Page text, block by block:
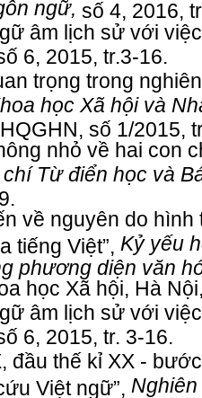
ngữ, số 4, 2016,
âm lịch sử với
6, 2015, tr.3-16.
trọng trong
học Xã hội và
số 1/2015,
nhỏ về hai con
chí Từ điển học và
về nguyên do
tiếng Việt”, Kỷ yếu
phương diện văn
học Xã hội, Hà
âm lịch sử với
6, 2015, tr. 3-16.
đầu thế kỉ XX -
Việt ngữ”,